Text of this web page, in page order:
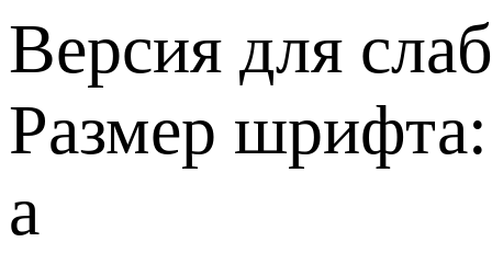
Версия для
Размер шрифта:
a